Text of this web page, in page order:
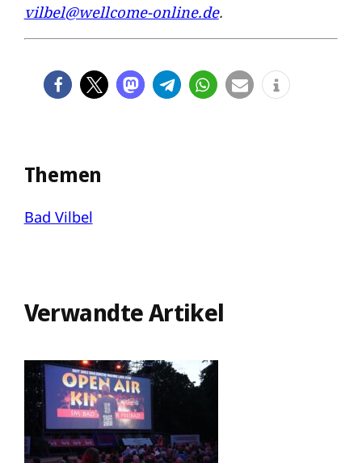
vilbel@wellcome-online.de.
Themen
Bad Vilbel
Verwandte Artikel